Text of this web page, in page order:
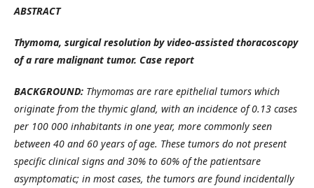
ABSTRACT
Thymoma, surgical resolution by video-assisted thoracoscopy
of a rare malignant tumor. Case report
BACKGROUND: Thymomas are rare epithelial tumors which
originate from the thymic gland, with an incidence of 0.13 cases
per 100 000 inhabitants in one year, more commonly seen
between 40 and 60 years of age. These tumors do not present
specific clinical signs and 30% to 60% of the patientsare
asymptomatic; in most cases, the tumors are found incidentally